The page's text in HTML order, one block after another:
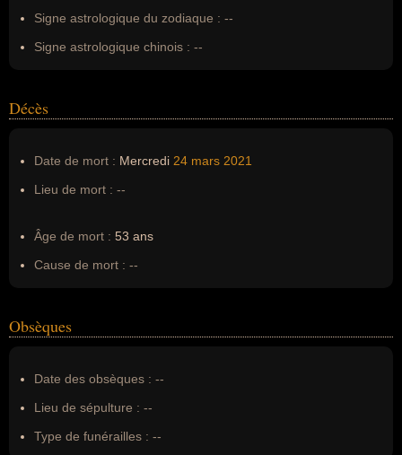
Signe astrologique du zodiaque : --
Signe astrologique chinois : --
Décès
Date de mort : Mercredi 24 mars 2021
Lieu de mort : --
Âge de mort : 53 ans
Cause de mort : --
Obsèques
Date des obsèques : --
Lieu de sépulture : --
Type de funérailles : --